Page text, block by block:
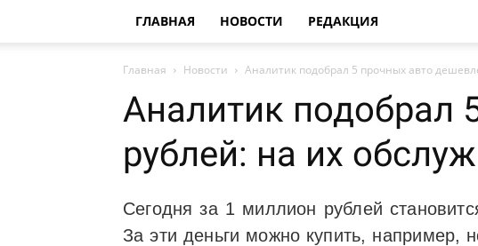
ГЛАВНАЯ НОВОСТИ РЕДАКЦИЯ
Главная Новости Аналитик подобрал 5 прочных авто
Аналитик подобрал
рублей: на их
Сегодня за 1 миллион рублей
За эти деньги можно купить,